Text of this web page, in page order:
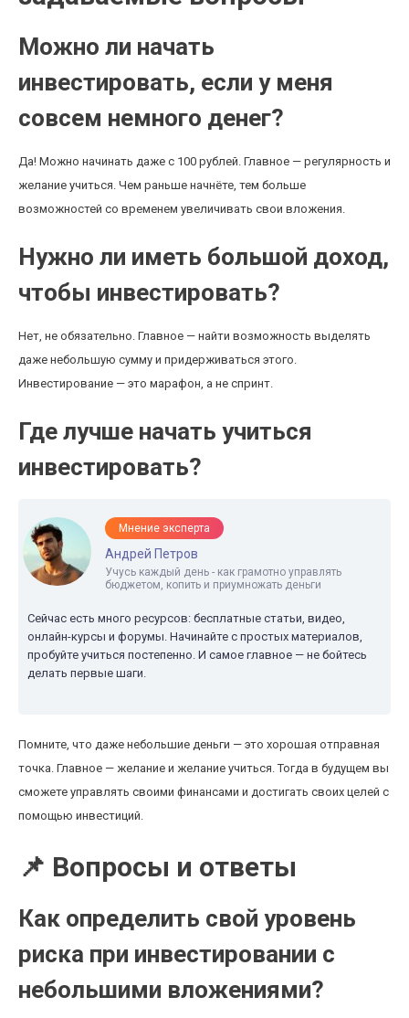
Можно ли начать
инвестировать, если у меня
совсем немного денег?
Да! Можно начинать даже с 100 рублей. Главное — регулярность и
желание учиться. Чем раньше начнёте, тем больше
возможностей со временем увеличивать свои вложения.
Нужно ли иметь большой доход,
чтобы инвестировать?
Нет, не обязательно. Главное — найти возможность выделять
даже небольшую сумму и придерживаться этого.
Инвестирование — это марафон, а не спринт.
Где лучше начать учиться
инвестировать?
Мнение эксперта
Андрей Петров
Учусь каждый день - как грамотно управлять
бюджетом, копить и приумножать деньги
Сейчас есть много ресурсов: бесплатные статьи, видео,
онлайн-курсы и форумы. Начинайте с простых материалов,
пробуйте учиться постепенно. И самое главное — не бойтесь
делать первые шаги.
Помните, что даже небольшие деньги — это хорошая отправная
точка. Главное — желание и желание учиться. Тогда в будущем вы
сможете управлять своими финансами и достигать своих целей с
помощью инвестиций.
📌 Вопросы и ответы
Как определить свой уровень
риска при инвестировании с
небольшими вложениями?